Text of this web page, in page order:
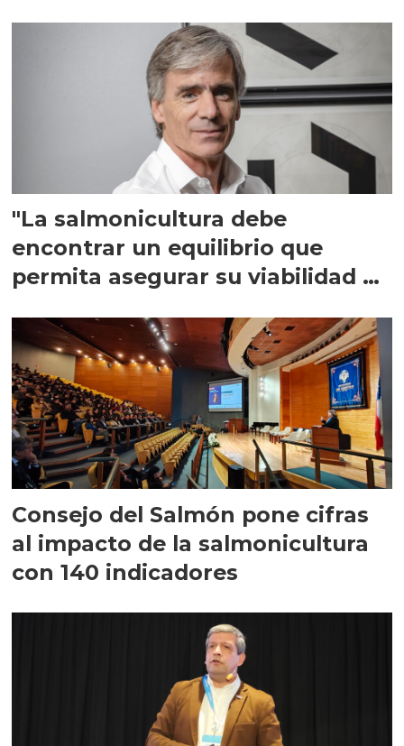
"La salmonicultura debe
encontrar un equilibrio que
permita asegurar su viabilidad de
Consejo del Salmón pone cifras
al impacto de la salmonicultura
con 140 indicadores